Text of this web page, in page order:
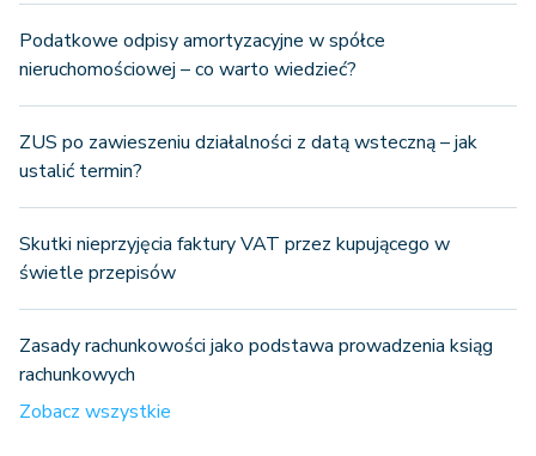
Podatkowe odpisy amortyzacyjne w spółce
nieruchomościowej – co warto wiedzieć?
ZUS po zawieszeniu działalności z datą wsteczną – jak
ustalić termin?
Skutki nieprzyjęcia faktury VAT przez kupującego w
świetle przepisów
Zasady rachunkowości jako podstawa prowadzenia ksiąg
rachunkowych
Zobacz wszystkie